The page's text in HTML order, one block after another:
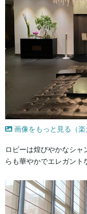
画像をもっと見る（楽
ロビーは煌びやかなシ
らも華やかでエレガント